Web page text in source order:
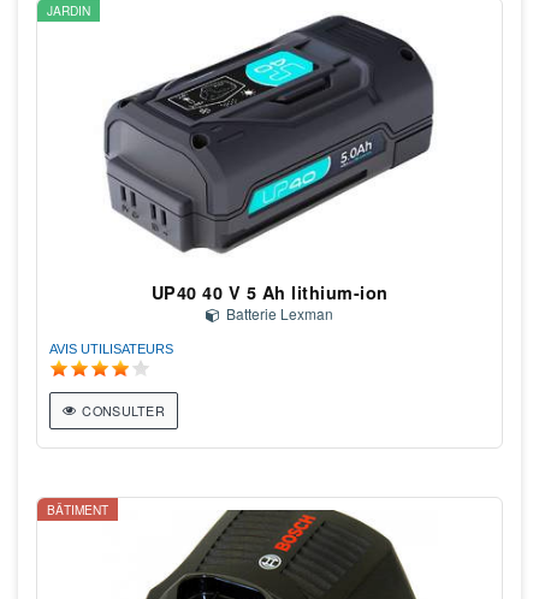
JARDIN
UP40 40 V 5 Ah lithium-ion
Batterie Lexman
AVIS UTILISATEURS
CONSULTER
BÂTIMENT